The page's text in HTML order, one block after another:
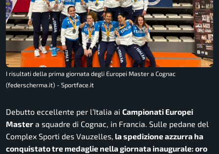
I risultati della prima giornata degli Europei Master a Cognac
(federscherma.it) - Sportface.it
Debutto eccellente per l’Italia ai Campionati Europei
Master a squadre di Cognac, in Francia. Sulle pedane del
Complex Sporti des Vauzelles, la spedizione azzurra ha
conquistato tre medaglie nella giornata inaugurale: oro